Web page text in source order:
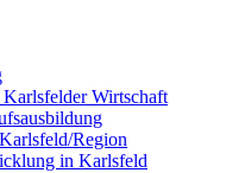
Karlsfelder Wirtschaft
Region
in Karlsfeld